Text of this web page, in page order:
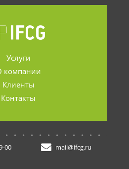
Услуги
компании
Клиенты
Контакты
00 mail@ifcg.ru